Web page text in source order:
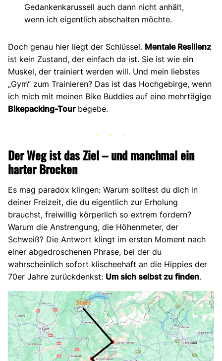
Gedankenkarussell auch dann nicht anhält,
wenn ich eigentlich abschalten möchte.
Doch genau hier liegt der Schlüssel. Mentale Resilienz
ist kein Zustand, der einfach da ist. Sie ist wie ein
Muskel, der trainiert werden will. Und mein liebstes
„Gym“ zum Trainieren? Das ist das Hochgebirge, wenn
ich mich mit meinen Bike Buddies auf eine mehrtägige
Bikepacking-Tourbegebe.
Der Weg ist das Ziel – und manchmal ein
harter Brocken
Es mag paradox klingen: Warum solltest du dich in
deiner Freizeit, die du eigentlich zur Erholung
brauchst, freiwillig körperlich so extrem fordern?
Warum die Anstrengung, die Höhenmeter, der
Schweiß? Die Antwort klingt im ersten Moment nach
einer abgedroschenen Phrase, bei der du
wahrscheinlich sofort klischeehaft an die Hippies der
70er Jahre zurückdenkst: Um sich selbst zu finden.